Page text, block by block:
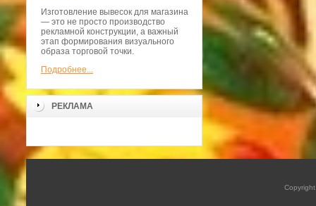
Изготовление вывесок для магазина
— это не просто производство
рекламной конструкции, а важный
этап формирования визуального
образа торговой точки.
Подробнее...
РЕКЛАМА